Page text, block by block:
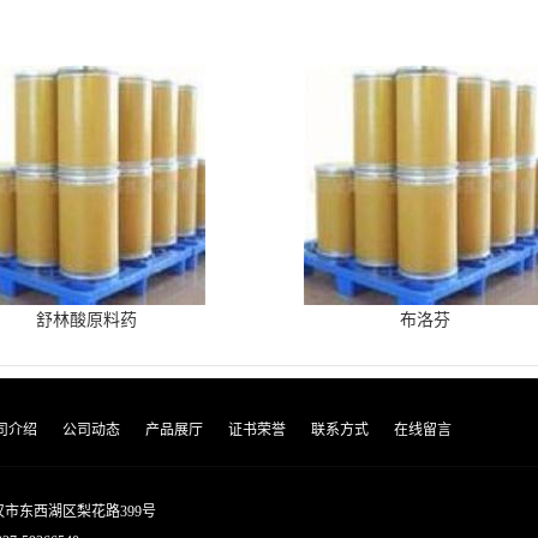
舒林酸原料药 布洛芬
介绍 公司动态 产品展厅 证书荣誉 联系方式 在线留言
市东西湖区梨花路399号